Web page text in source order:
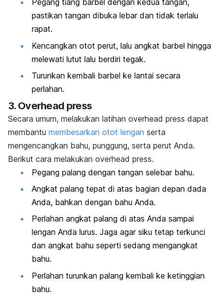
Pegang tiang barbel dengan kedua tangan,
pastikan tangan dibuka lebar dan tidak terlalu
rapat.
Kencangkan otot perut, lalu angkat barbel hingga
melewati lutut lalu berdiri tegak.
Turunkan kembali barbel ke lantai secara
perlahan.
3. Overhead press
Secara umum, melakukan latihan overhead press dapat
membantu membesarkan otot lengan serta
mengencangkan bahu, punggung, serta perut Anda.
Berikut cara melakukan overhead press.
Pegang palang dengan tangan selebar bahu.
Angkat palang tepat di atas bagian depan dada
Anda, bahkan dengan bahu Anda.
Perlahan angkat palang di atas Anda sampai
lengan Anda lurus. Jaga agar siku tetap terkunci
dan angkat bahu seperti sedang mengangkat
bahu.
Perlahan turunkan palang kembali ke ketinggian
bahu.